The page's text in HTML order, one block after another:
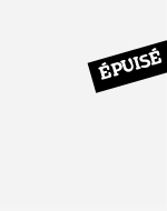
ÉPUISÉ